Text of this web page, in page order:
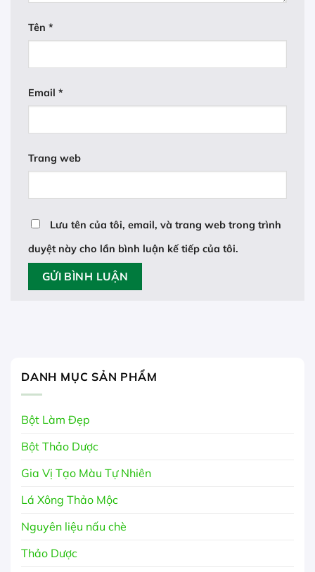
Tên *
Email *
Trang web
Lưu tên của tôi, email, và trang web trong trình
duyệt này cho lần bình luận kế tiếp của tôi.
DANH MỤC SẢN PHẨM
Bột Làm Đẹp
Bột Thảo Dược
Gia Vị Tạo Màu Tự Nhiên
Lá Xông Thảo Mộc
Nguyên liệu nấu chè
Thảo Dược